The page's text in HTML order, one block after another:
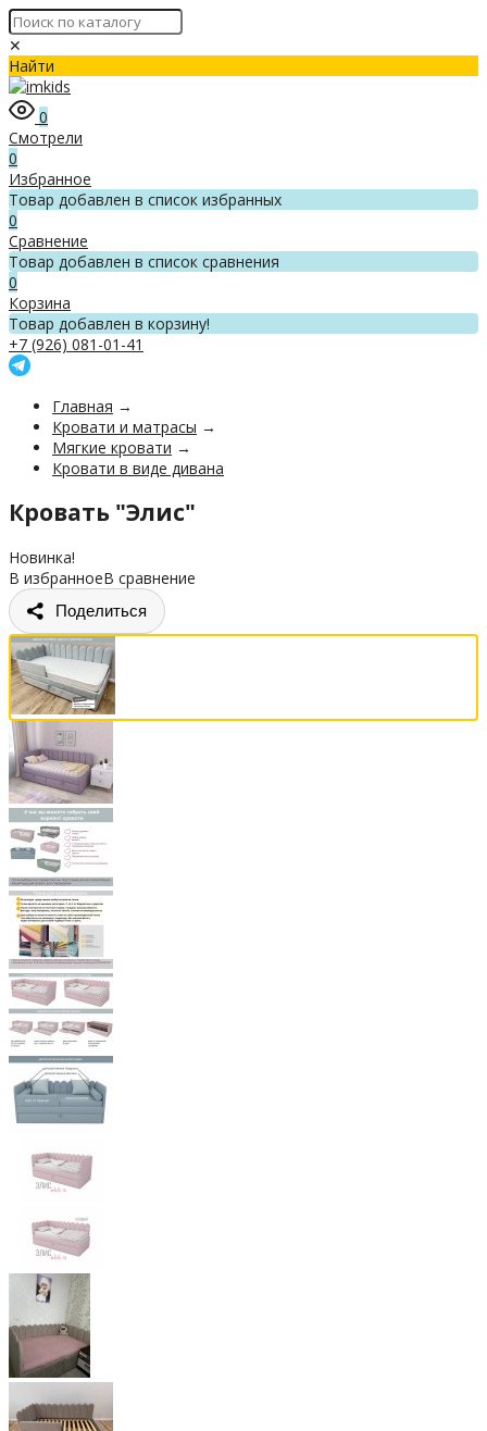
✕
Найти
0
Смотрели
0
Избранное
Товар добавлен в список избранных
0
Сравнение
Товар добавлен в список сравнения
0
Корзина
Товар добавлен в корзину!
+7 (926) 081-01-41
Главная →
Кровати и матрасы →
Мягкие кровати →
Кровати в виде дивана
Кровать "Элис"
Новинка!
В избранноеВ сравнение
Поделиться